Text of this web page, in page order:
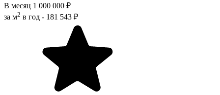
В месяц 1 000 000 ₽
за м2 в год - 181 543 ₽